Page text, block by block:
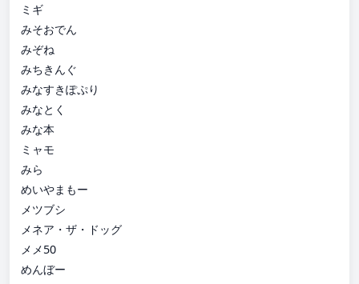
ミギ
みそおでん
みぞね
みちきんぐ
みなすきぽぷり
みなとく
みな本
ミャモ
みら
めいやまもー
メツブシ
メネア・ザ・ドッグ
メメ50
めんぼー